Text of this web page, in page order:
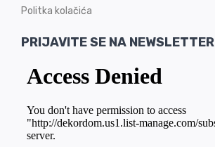
Politka kolačića
PRIJAVITE SE NA NEWSLETTER